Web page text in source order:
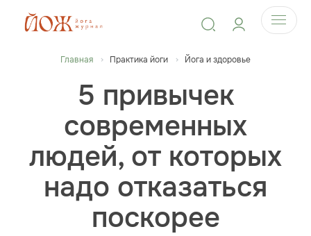
Главная Практика йоги Йога и здоровье
5 привычек
современных
людей, от которых
надо отказаться
поскорее